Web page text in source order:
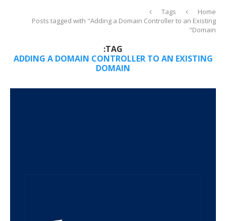
Home
Tags
Posts tagged with "Adding a Domain Controller to an Existing
Domain"
TAG:
ADDING A DOMAIN CONTROLLER TO AN EXISTING
DOMAIN